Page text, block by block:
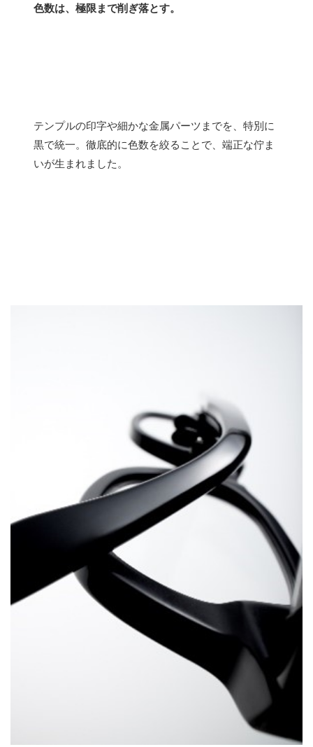
色数は、極限まで削ぎ落とす。
テンプルの印字や細かな金属パーツまでを、特別に
黒で統一。徹底的に色数を絞ることで、端正な佇ま
いが生まれました。